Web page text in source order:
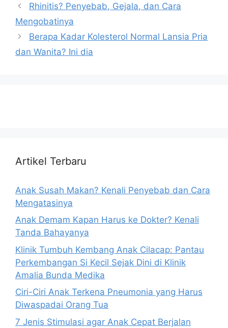
Rhinitis? Penyebab, Gejala, dan Cara
Mengobatinya
Berapa Kadar Kolesterol Normal Lansia Pria
dan Wanita? Ini dia
Artikel Terbaru
Anak Susah Makan? Kenali Penyebab dan Cara
Mengatasinya
Anak Demam Kapan Harus ke Dokter? Kenali
Tanda Bahayanya
Klinik Tumbuh Kembang Anak Cilacap: Pantau
Perkembangan Si Kecil Sejak Dini di Klinik
Amalia Bunda Medika
Ciri-Ciri Anak Terkena Pneumonia yang Harus
Diwaspadai Orang Tua
7 Jenis Stimulasi agar Anak Cepat Berjalan